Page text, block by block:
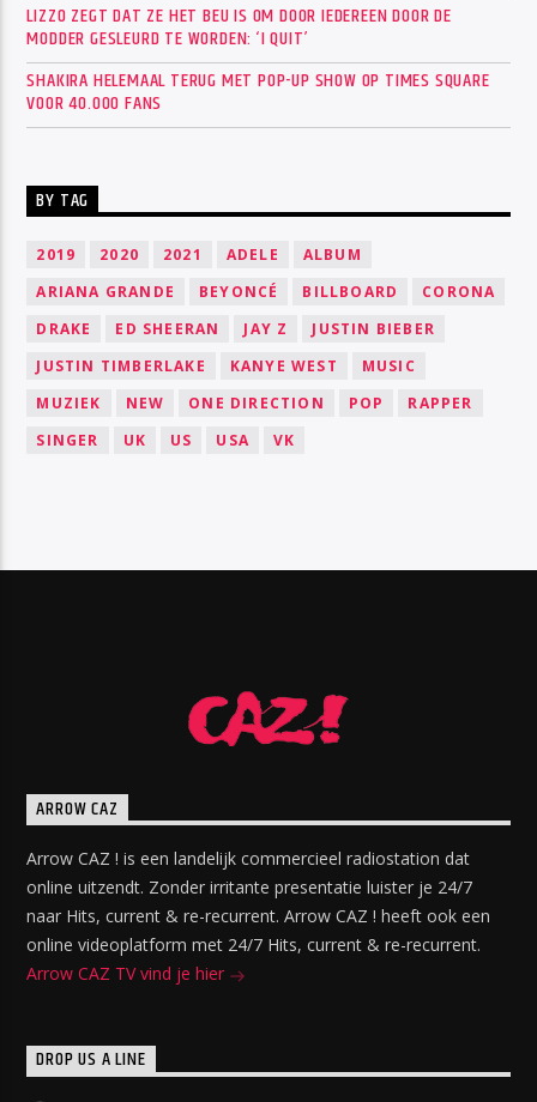
LIZZO ZEGT DAT ZE HET BEU IS OM DOOR IEDEREEN DOOR DE
MODDER GESLEURD TE WORDEN: ‘I QUIT’
SHAKIRA HELEMAAL TERUG MET POP-UP SHOW OP TIMES SQUARE
VOOR 40.000 FANS
BY TAG
2019 2020 2021 ADELE
ALBUM
ARIANA GRANDE
BEYONCÉ BILLBOARD
CORONA
DRAKE
ED SHEERAN JAY Z
JUSTIN BIEBER
JUSTIN TIMBERLAKE
KANYE WEST
MUSIC
MUZIEK
NEW ONE DIRECTION POP
RAPPER
SINGER
UK US USA VK
ARROW CAZ
Arrow CAZ ! is een landelijk commercieel radiostation dat
online uitzendt. Zonder irritante presentatie luister je 24/7
naar Hits, current & re-recurrent. Arrow CAZ ! heeft ook een
online videoplatform met 24/7 Hits, current & re-recurrent.
Arrow CAZ TV vind je hier
DROP US A LINE